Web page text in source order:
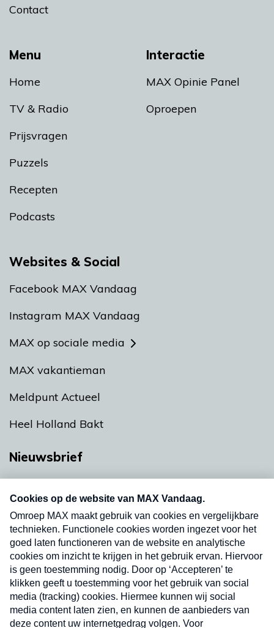
Menu
Home
TV & Radio
Prijsvragen
Puzzels
Recepten
Podcasts
Interactie
MAX Opinie Panel
Oproepen
Contact
Websites & Social
Facebook MAX Vandaag
Instagram MAX Vandaag
MAX op sociale media
MAX vakantieman
Meldpunt Actueel
Heel Holland Bakt
Nieuwsbrief
nieuwsbrief. Elke vrijdag- en dinsdagochtend in
uw mailbox.
Verzend